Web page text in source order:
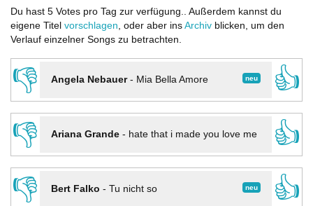
Du hast 5 Votes pro Tag zur verfügung.. Außerdem kannst du
eigene Titel vorschlagen, oder aber ins Archiv blicken, um den
Verlauf einzelner Songs zu betrachten.
👎 neu
Angela Nebauer- Mia Bella Amore
👍
👎
Ariana Grande- hate that i made you love me
👍
👎
neu
Bert Falko - Tu nicht so
👍